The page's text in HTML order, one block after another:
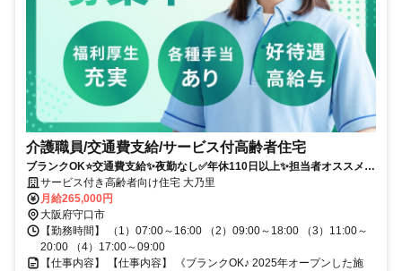
介護職員/交通費支給/サービス付高齢者住宅
ブランクOK⭐️交通費支給✨夜勤なし✅️年休110日以上✨担当者オススメ⭕️
車通勤ＯＫ✨駅チカ
サービス付き高齢者向け住宅 大乃里
月給265,000円
大阪府守口市
【勤務時間】 （1）07:00～16:00 （2）09:00～18:00 （3）11:00～
20:00 （4）17:00～09:00
【仕事内容】 【仕事内容】 《ブランクOK♪ 2025年オープンした施